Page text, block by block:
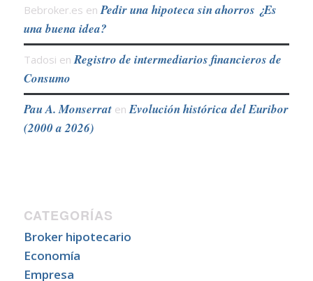
Bebroker.es en Pedir una hipoteca sin ahorros ¿Es
una buena idea?
Tadosi en Registro de intermediarios financieros de
Consumo
Pau A. Monserraten Evolución histórica del Euribor
(2000 a 2026)
CATEGORÍAS
Broker hipotecario
Economía
Empresa